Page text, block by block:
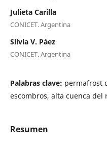
Julieta Carilla
CONICET. Argentina
Silvia V. Páez
CONICET. Argentina
Palabras clave: permafrost
escombros, alta cuenca del
Resumen